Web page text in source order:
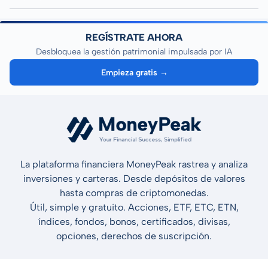
REGÍSTRATE AHORA
Desbloquea la gestión patrimonial impulsada por IA
Empieza gratis →
La plataforma financiera MoneyPeak rastrea y analiza
inversiones y carteras. Desde depósitos de valores
hasta compras de criptomonedas.
Útil, simple y gratuito. Acciones, ETF, ETC, ETN,
índices, fondos, bonos, certificados, divisas,
opciones, derechos de suscripción.